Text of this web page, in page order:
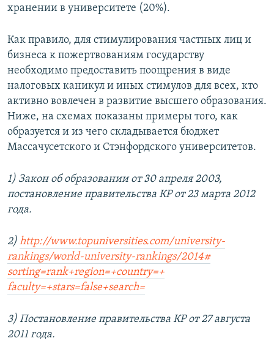
хранении в университете (20%).
Как правило, для стимулирования частных лиц и
бизнеса к пожертвованиям государству
необходимо предоставить поощрения в виде
налоговых каникул и иных стимулов для всех, кто
активно вовлечен в развитие высшего образования.
Ниже, на схемах показаны примеры того, как
образуется и из чего складывается бюджет
Массачусетского и Стэнфордского университетов.
1) Закон об образовании от 30 апреля 2003,
постановление правительства КР от 23 марта 2012
года.
2) http://www.topuniversities.com/university-
rankings/world-university-rankings/2014#
sorting=rank+region=+country=+
faculty=+stars=false+search=
3) Постановление правительства КР от 27 августа
2011 года.